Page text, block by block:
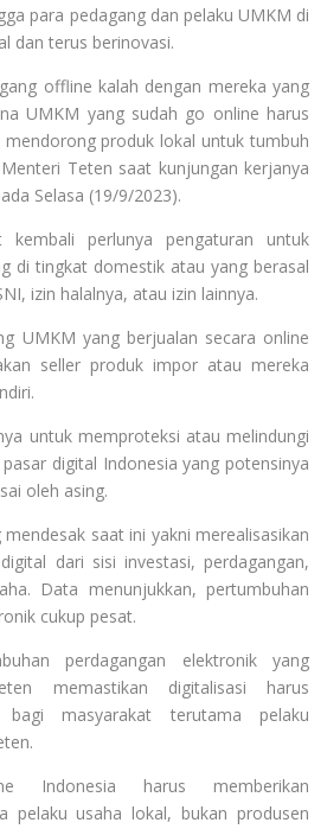
para pedagang dan pelaku UMKM di
dan terus berinovasi.
offline kalah dengan mereka yang
UMKM yang sudah go online harus
produk lokal untuk tumbuh
Teten saat kunjungan kerjanya
Selasa (19/9/2023).
kembali perlunya pengaturan untuk
di tingkat domestik atau yang berasal
izin halalnya, atau izin lainnya.
UMKM yang berjualan secara online
seller produk impor atau mereka
untuk memproteksi atau melindungi
digital Indonesia yang potensinya
oleh asing.
saat ini yakni merealisasikan
dari sisi investasi, perdagangan,
Data menunjukkan, pertumbuhan
cukup pesat.
perdagangan elektronik yang
memastikan digitalisasi harus
bagi masyarakat terutama pelaku
Indonesia harus memberikan
pelaku usaha lokal, bukan produsen